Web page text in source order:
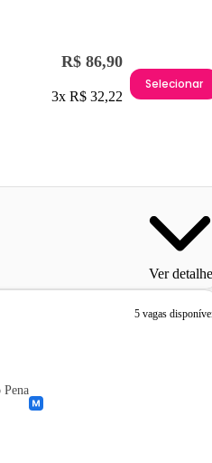
R$ 86,90
3x R$ 32,22
Selecionar
Ver
5 vagas
Pena